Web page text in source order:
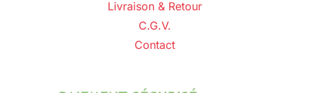
Livraison & Retour
C.G.V.
Contact